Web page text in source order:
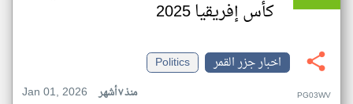
كأس إفريقيا 2025
اخبار جزر القمر
Politics
Jan 01, 2026
منذ ٧ أشهر PG03WV